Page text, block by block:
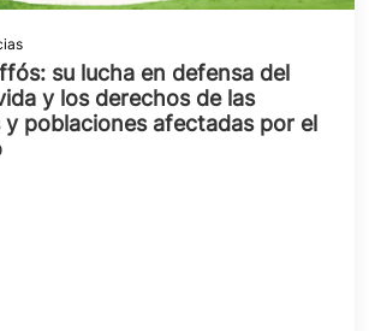
su lucha en defensa del
y los derechos de las
y poblaciones afectadas por el